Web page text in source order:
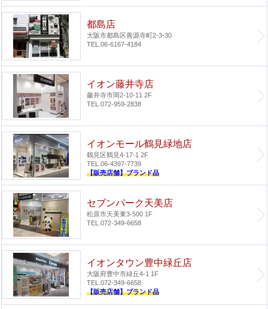
都島店
大阪市都島区善源寺町2-3-30
TEL.06-6167-4184
イオン藤井寺店
藤井寺市岡2-10-11 2F
TEL.072-959-2838
イオンモール鶴見緑地店
鶴見区鶴見4-17-1 2F
TEL.06-4397-7739
【販売店舗】ブランド品
セブンパーク天美店
松原市天美東3-500 1F
TEL.072-349-6658
イオンタウン豊中緑丘店
大阪府豊中市緑丘4-1 1F
TEL.072-349-6658
【販売店舗】ブランド品